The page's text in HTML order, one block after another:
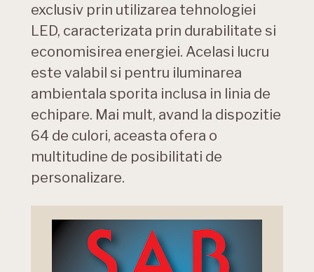
exclusiv prin utilizarea tehnologiei
LED, caracterizata prin durabilitate si
economisirea energiei. Acelasi lucru
este valabil si pentru iluminarea
ambientala sporita inclusa in linia de
echipare. Mai mult, avand la dispozitie
64 de culori, aceasta ofera o
multitudine de posibilitati de
personalizare.